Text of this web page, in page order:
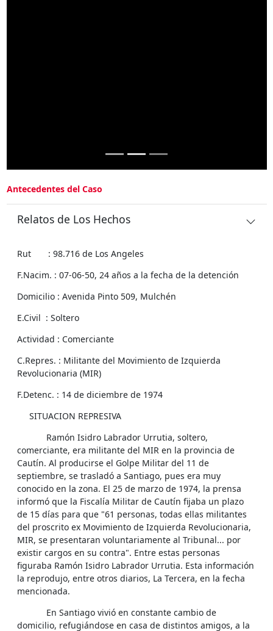
Antecedentes del Caso
Relatos de Los Hechos
Rut : 98.716 de Los Angeles
F.Nacim. : 07-06-50, 24 años a la fecha de la detención
Domicilio : Avenida Pinto 509, Mulchén
E.Civil : Soltero
Actividad : Comerciante
C.Repres. : Militante del Movimiento de Izquierda
Revolucionaria (MIR)
F.Detenc. : 14 de diciembre de 1974
SITUACION REPRESIVA
Ramón Isidro Labrador Urrutia, soltero,
comerciante, era militante del MIR en la provincia de
Cautín. Al producirse el Golpe Militar del 11 de
septiembre, se trasladó a Santiago, pues era muy
conocido en la zona. El 25 de marzo de 1974, la prensa
informó que la Fiscalía Militar de Cautín fijaba un plazo
de 15 días para que "61 personas, todas ellas militantes
del proscrito ex Movimiento de Izquierda Revolucionaria,
MIR, se presentaran voluntariamente al Tribunal... por
existir cargos en su contra". Entre estas personas
figuraba Ramón Isidro Labrador Urrutia. Esta información
la reprodujo, entre otros diarios, La Tercera, en la fecha
mencionada.
En Santiago vivió en constante cambio de
domicilio, refugiándose en casa de distintos amigos, a la